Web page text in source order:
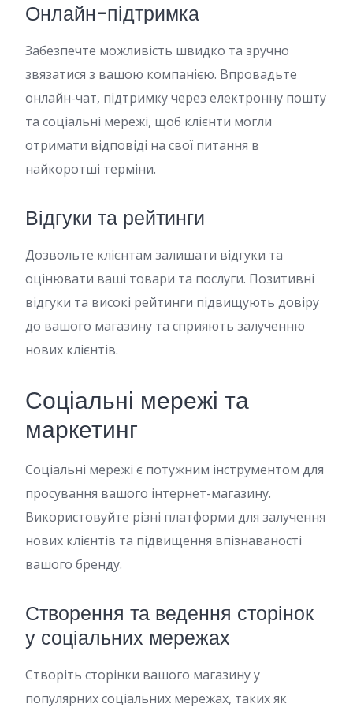
Онлайн-підтримка
Забезпечте можливість швидко та зручно
звязатися з вашою компанією. Впровадьте
онлайн-чат, підтримку через електронну пошту
та соціальні мережі, щоб клієнти могли
отримати відповіді на свої питання в
найкоротші терміни.
Відгуки та рейтинги
Дозвольте клієнтам залишати відгуки та
оцінювати ваші товари та послуги. Позитивні
відгуки та високі рейтинги підвищують довіру
до вашого магазину та сприяють залученню
нових клієнтів.
Соціальні мережі та
маркетинг
Соціальні мережі є потужним інструментом для
просування вашого інтернет-магазину.
Використовуйте різні платформи для залучення
нових клієнтів та підвищення впізнаваності
вашого бренду.
Створення та ведення сторінок
у соціальних мережах
Створіть сторінки вашого магазину у
популярних соціальних мережах, таких як